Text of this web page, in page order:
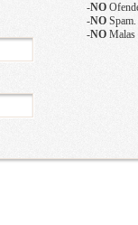
-NO
-NOSpam.
-NOMalas